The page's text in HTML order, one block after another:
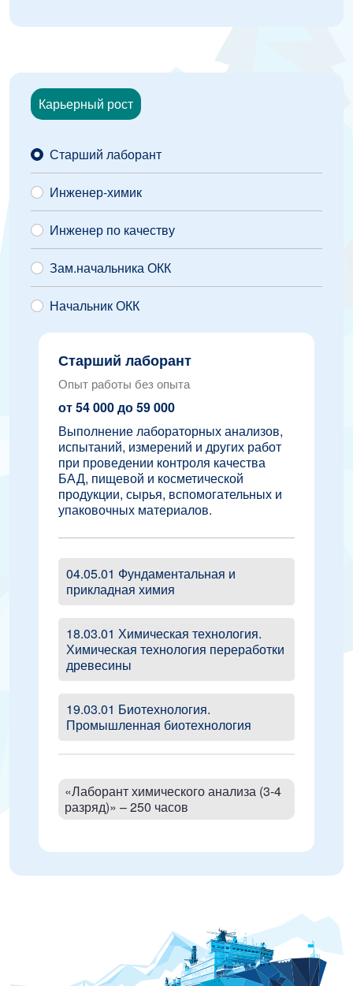
Карьерный рост
Старший лаборант
Инженер-химик
Инженер по качеству
Зам.начальника ОКК
Начальник ОКК
Старший лаборант
Опыт работы без опыта
от 54 000 до 59 000
Выполнение лабораторных анализов,
испытаний, измерений и других работ
при проведении контроля качества
БАД, пищевой и косметической
продукции, сырья, вспомогательных и
упаковочных материалов.
04.05.01 Фундаментальная и
прикладная химия
18.03.01 Химическая технология.
Химическая технология переработки
древесины
19.03.01 Биотехнология.
Промышленная биотехнология
«Лаборант химического анализа (3-4
разряд)» – 250 часов